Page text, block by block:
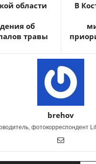
области
об
травы
В
brehov
фотокорреспондент